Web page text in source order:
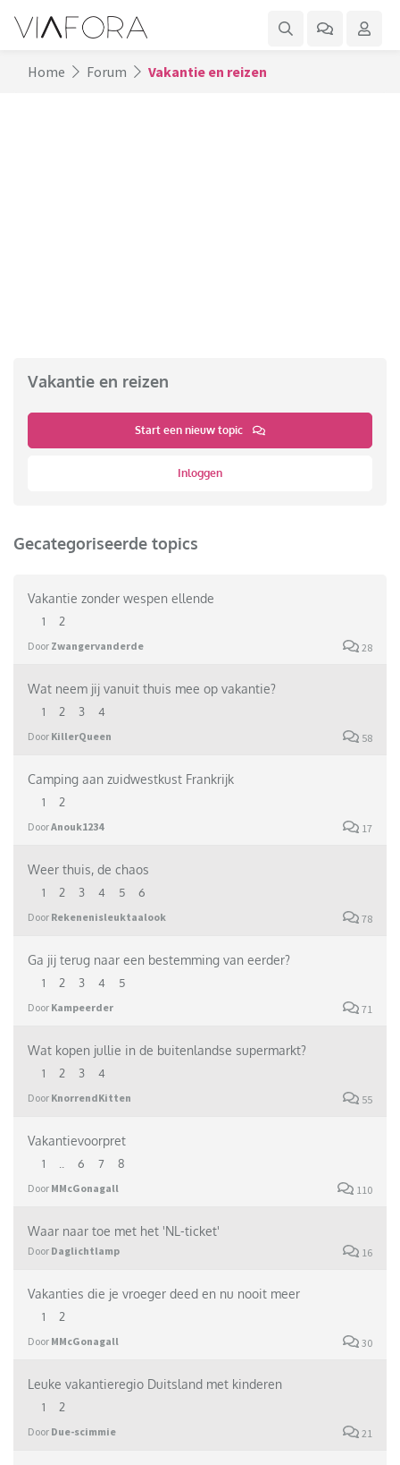
Home Forum Vakantie en reizen
Vakantie en reizen
Start een nieuw topic
Inloggen
Gecategoriseerde topics
Vakantie zonder wespen ellende
1 2
Door Zwangervanderde 28
Wat neem jij vanuit thuis mee op vakantie?
1 2 3 4
Door KillerQueen 58
Camping aan zuidwestkust Frankrijk
1 2
DoorAnouk1234 17
Weer thuis, de chaos
1 2 3 4 5 6
Door Rekenenisleuktaalook 78
Ga jij terug naar een bestemming van eerder?
1 2 3 4 5
Door Kampeerder 71
Wat kopen jullie in de buitenlandse supermarkt?
1 2 3 4
Door KnorrendKitten 55
Vakantievoorpret
1 6 7 8
Door MMcGonagall 110
Waar naar toe met het 'NL-ticket'
Door Daglichtlamp 16
Vakanties die je vroeger deed en nu nooit meer
1 2
Door MMcGonagall 30
Leuke vakantieregio Duitsland met kinderen
1 2
Door Due-scimmie 21